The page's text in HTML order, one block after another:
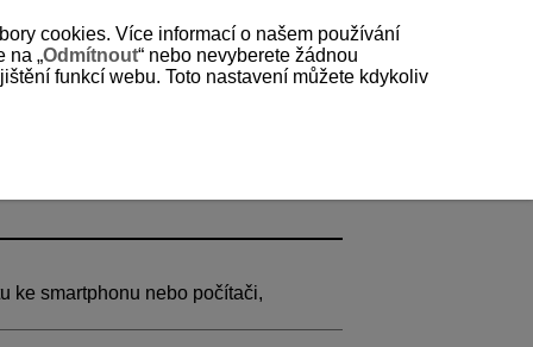
ke smartphonu nebo počítači,
cookies. Více informací o našem používání
na „Odmítnout“ nebo nevyberete žádnou
funkcí webu. Toto nastavení můžete kdykoliv